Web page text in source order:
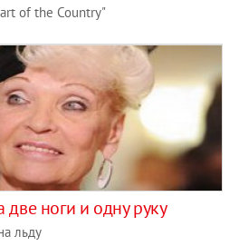
of the Country"
две ноги и одну руку
льду